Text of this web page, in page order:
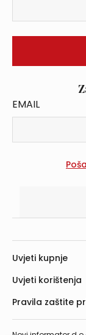
EMAIL
Uvjeti kupnje
Uvjeti korištenja
Pravila zaštite